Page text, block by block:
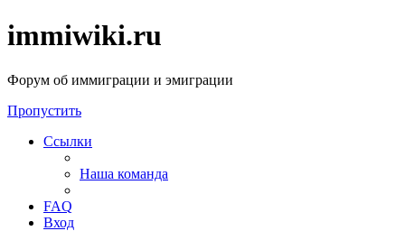
immiwiki.ru
Форум об иммиграции и эмиграции
Пропустить
Ссылки
Наша команда
FAQ
Вход